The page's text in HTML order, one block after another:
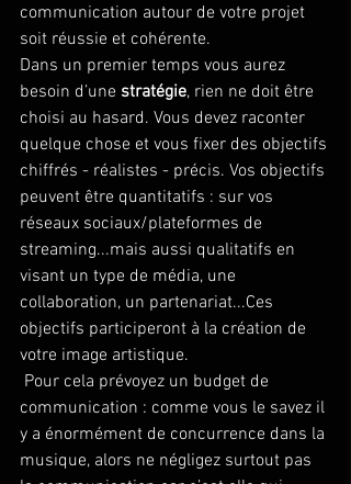
communication autour de votre projet
soit réussie et cohérente.
Dans un premier temps vous aurez
besoin d’une stratégie, rien ne doit être
choisi au hasard. Vous devez raconter
quelque chose et vous fixer des objectifs
chiffrés - réalistes - précis. Vos objectifs
peuvent être quantitatifs : sur vos
réseaux sociaux/plateformes de
streaming...mais aussi qualitatifs en
visant un type de média, une
collaboration, un partenariat...Ces
objectifs participeront à la création de
votre image artistique.
communication : comme vous le savez il
y a énormément de concurrence dans la
musique, alors ne négligez surtout pas